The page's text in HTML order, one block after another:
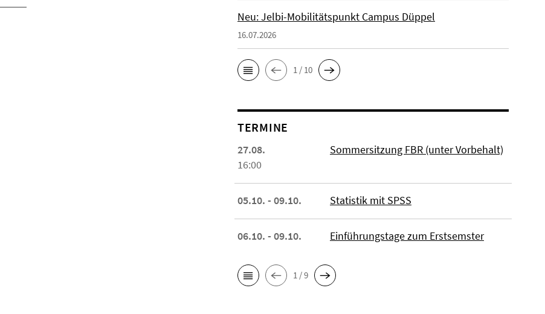
Neu: Jelbi-Mobilitätspunkt Campus Düppel
16.07.2026
1 / 10
TERMINE
27.08.
16:00
Sommersitzung FBR (unter Vorbehalt)
05.10. - 09.10. Statistik mit SPSS
06.10. - 09.10. Einführungstage zum Erstsemster
1 / 9